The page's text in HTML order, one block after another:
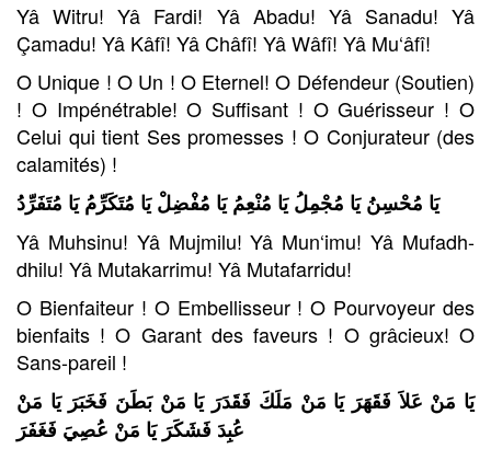
Yâ Witru! Yâ Fardi! Yâ Abadu! Yâ Sanadu! Yâ
Çamadu! Yâ Kâfî! Yâ Châfî! Yâ Wâfî! Yâ Mu‘âfî!
O Unique ! O Un ! O Eternel! O Défendeur (Soutien)
! O Impénétrable! O Suffisant ! O Guérisseur ! O
Celui qui tient Ses promesses ! O Conjurateur (des
calamités) !
يَا مُحْسِنُ يَا مُجْمِلُ يَا مُنْعِمُ يَا مُفْضِلْ يَا مُتَكَرِّمُ يَا مُتَفَرِّدُ
Yâ Muhsinu! Yâ Mujmilu! Yâ Mun‘imu! Yâ Mufadh-
dhilu! Yâ Mutakarrimu! Yâ Mutafarridu!
O Bienfaiteur ! O Embellisseur ! O Pourvoyeur des
bienfaits ! O Garant des faveurs ! O grâcieux! O
Sans-pareil !
يَا مَنْ عَلاَ فَقَهَرَ يَا مَنْ مَلَكَ فَقَدَرَ يَا مَنْ بَطَنَ فَخَبَرَ يَا مَنْ
عُبِدَ فَشَكَرَ يَا مَنْ عُصِيَ فَغَفَرَ